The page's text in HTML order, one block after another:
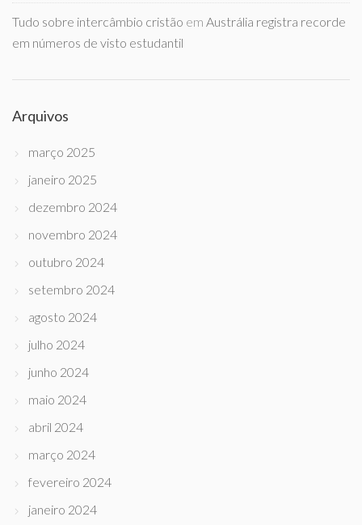
Tudo sobre intercâmbio cristão em Austrália registra recorde
em números de visto estudantil
Arquivos
março 2025
janeiro 2025
dezembro 2024
novembro 2024
outubro 2024
setembro 2024
agosto 2024
julho 2024
junho 2024
maio 2024
abril 2024
março 2024
fevereiro 2024
janeiro 2024